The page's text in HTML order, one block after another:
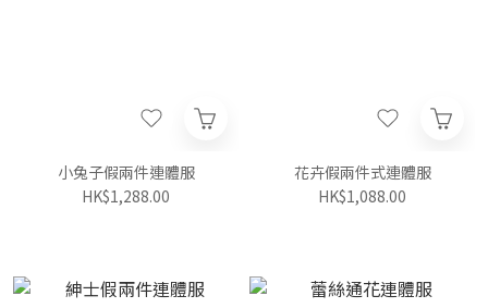
小兔子假兩件連體服
HK$1,288.00
花卉假兩件式連體服
HK$1,088.00